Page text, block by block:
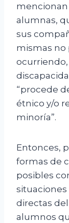
mencionan
alumnas,
sus
mismas no
“procede
étnico y/o
minoría”.
Entonces,
formas de
posibles
directas
alumnos